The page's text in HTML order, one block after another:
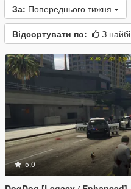
За: Попереднього тижня
Відсортувати по: З
5.0